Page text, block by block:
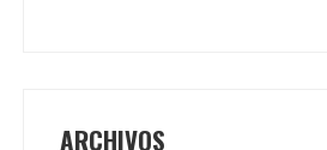
ARCHIVOS